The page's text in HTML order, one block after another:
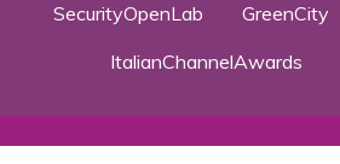
SecurityOpenLab
GreenCity
ItalianChannelAwards